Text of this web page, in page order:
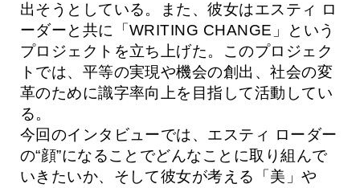
出そうとしている。また、彼女はエスティ ロ
ーダーと共に「WRITING CHANGE」という
プロジェクトを立ち上げた。このプロジェク
トでは、平等の実現や機会の創出、社会の変
革のために識字率向上を目指して活動してい
る。
今回のインタビューでは、エスティ ローダー
の“顔”になることでどんなことに取り組んで
いきたいか、そして彼女が考える「美」や